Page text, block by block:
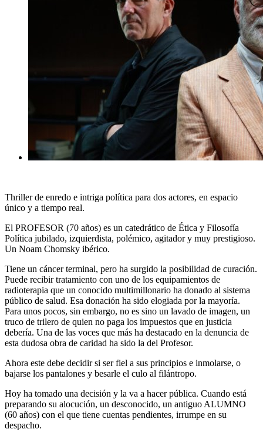
Thriller de enredo e intriga política para dos actores, en espacio
único y a tiempo real.
El PROFESOR (70 años) es un catedrático de Ética y Filosofía
Política jubilado, izquierdista, polémico, agitador y muy prestigioso.
Un Noam Chomsky ibérico.
Tiene un cáncer terminal, pero ha surgido la posibilidad de curación.
Puede recibir tratamiento con uno de los equipamientos de
radioterapia que un conocido multimillonario ha donado al sistema
público de salud. Esa donación ha sido elogiada por la mayoría.
Para unos pocos, sin embargo, no es sino un lavado de imagen, un
truco de trilero de quien no paga los impuestos que en justicia
debería. Una de las voces que más ha destacado en la denuncia de
esta dudosa obra de caridad ha sido la del Profesor.
Ahora este debe decidir si ser fiel a sus principios e inmolarse, o
bajarse los pantalones y besarle el culo al filántropo.
Hoy ha tomado una decisión y la va a hacer pública. Cuando está
preparando su alocución, un desconocido, un antiguo ALUMNO
(60 años) con el que tiene cuentas pendientes, irrumpe en su
despacho.